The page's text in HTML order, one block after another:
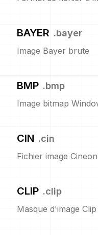
BAYER .bayer
Image Bayer brute
BMP .bmp
Image bitmap
CIN .cin
Fichier image Cineon
CLIP .clip
Masque d'image Clip